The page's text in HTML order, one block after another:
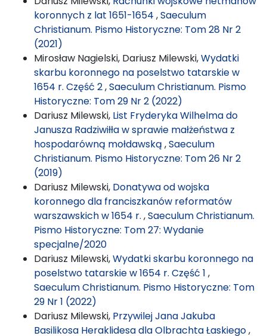
koronnych z lat 1651-1654 ,Saeculum
Christianum. Pismo Historyczne: Tom 28 Nr 2
(2021)
Mirosław Nagielski, Dariusz Milewski,Wydatki
skarbu koronnego na poselstwo tatarskie w
1654 r. Część 2,Saeculum Christianum. Pismo
Historyczne: Tom 29 Nr 2 (2022)
Dariusz Milewski, List Fryderyka Wilhelma do
Janusza Radziwiłła w sprawie małżeństwa z
hospodarówną mołdawską ,Saeculum
Christianum. Pismo Historyczne: Tom 26 Nr 2
(2019)
Dariusz Milewski, Donatywa od wojska
koronnego dla franciszkanów reformatów
warszawskich w 1654 r. ,Saeculum Christianum.
Pismo Historyczne: Tom 27: Wydanie
specjalne/2020
Dariusz Milewski,Wydatki skarbu koronnego na
poselstwo tatarskie w 1654 r. Część 1 ,
Saeculum Christianum. Pismo Historyczne: Tom
29 Nr 1 (2022)
Dariusz Milewski, Przywilej Jana Jakuba
Basilikosa Heraklidesa dla Olbrachta Łaskiego,